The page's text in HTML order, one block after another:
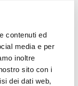
contenuti ed
media e per
inoltre
sito con i
dei dati web,
€ 2,98
€ 2,96